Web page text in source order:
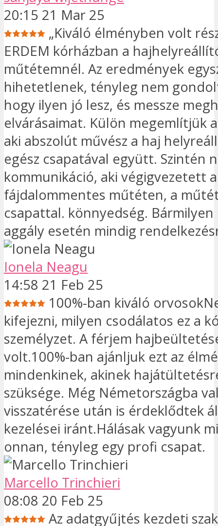
20:15 21 Mar 25
„Kiváló élményben volt
ERDEM kórházban a
műtétemnél. Az eredmények
hihetetlenek, tényleg nem
hogy ilyen jó lesz, és messze
elvárásaimat. Külön megemlítjük
aki abszolút művész a haj
egész csapatával együtt. Szintén
kommunikáció, aki végigvezetett a
fájdalommentes műtéten, a
csapattal. könnyedség. Bármilyen
aggály esetén mindig
Ionela Neagu
14:58 21 Feb 25
100%-ban kiváló
kifejezni, milyen csodálatos ez a
személyzet. A férjem
volt.100%-ban ajánljuk ezt az
mindenkinek, akinek
szüksége. Még Németországba
visszatérése után is érdeklődtek
kezelései iránt.Hálásak vagyunk
onnan, tényleg egy profi csapat.
Marcello Trinchieri
08:08 20 Feb 25
Az adatgyűjtés kezdeti